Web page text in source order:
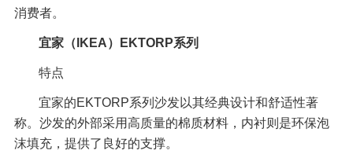
消费者。
宜家（IKEA）EKTORP系列
特点
宜家的EKTORP系列沙发以其经典设计和舒适性著
称。沙发的外部采用高质量的棉质材料，内衬则是环保泡
沫填充，提供了良好的支撑。